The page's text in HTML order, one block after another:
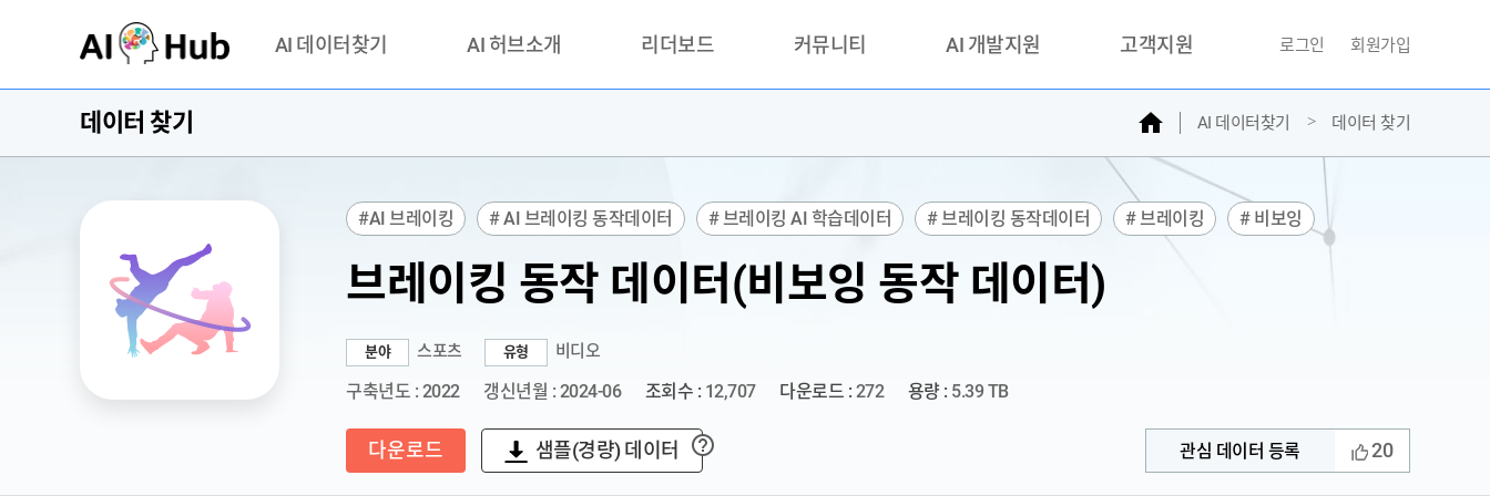
AI 데이터찾기
기관 제공 데이터
AI 허브 오픈 API
AI 허브소개
안심존이란?
이용정책
리더보드 커뮤니티
활용성과 우수사례
품질가이드
AI 개발지원 고객지원
문의하기
자주찾는질문
민원접수
AI데이터등록신청
성과조사
로그인 회원가입
데이터 찾기 홈 AI 데이터찾기 데이터 찾기
#AI 브레이킹 # AI 브레이킹 동작데이터 # 브레이킹 AI 학습데이터 # 브레이킹 동작데이터 # 브레이킹 # 비보잉
브레이킹 동작 데이터(비보잉 동작 데이터)
분야 스포츠 유형 비디오
구축년도 : 2022 갱신년월 : 2024-06 조회수 : 12,707 다운로드 : 272 용량 : 5.39 TB
다운로드 샘플(경량) 데이터 ? 관심 데이터 등록 20